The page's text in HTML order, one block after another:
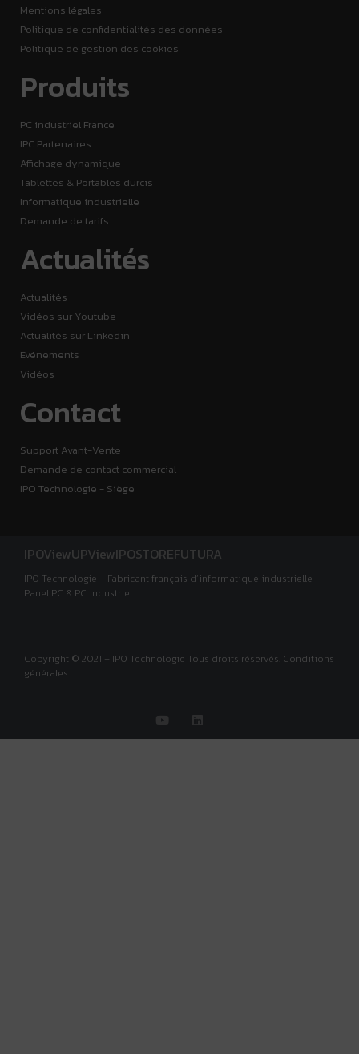
Mentions légales
Politique de confidentialités des données
Politique de gestion des cookies
Produits
PC industriel France
IPC Partenaires
Affichage dynamique
Tablettes & Portables durcis
Informatique industrielle
Demande de tarifs
Actualités
Actualités
Vidéos sur Youtube
Actualités sur Linkedin
Evénements
Vidéos
Contact
Support Avant-Vente
Demande de contact commercial
IPO Technologie - Siège
IPOViewUPViewIPOSTOREFUTURA
IPO Technologie – Fabricant français d’informatique industrielle –
Panel PC & PC industriel
Copyright © 2021 – IPO Technologie Tous droits réservés. Conditions
générales